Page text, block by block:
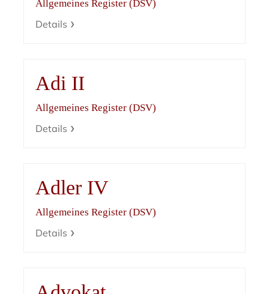
Allgemeines Register (DSV)
Details
Adi II
Allgemeines Register (DSV)
Details
Adler IV
Allgemeines Register (DSV)
Details